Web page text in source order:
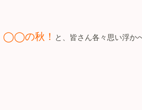
◯◯の秋！ と、皆さん各々思い浮か